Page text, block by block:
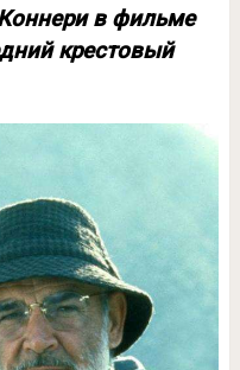
в фильме
крестовый